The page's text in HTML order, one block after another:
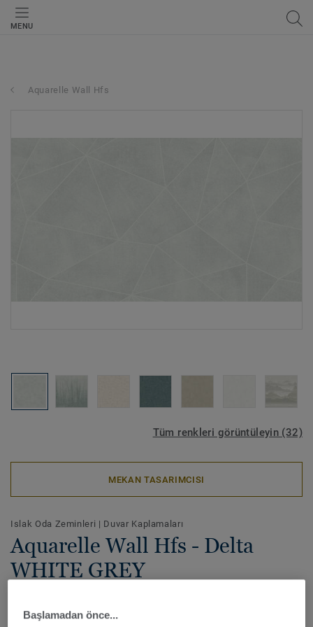
MENU
Aquarelle Wall Hfs
Tüm renkleri görüntüleyin (32)
MEKAN TASARIMCISI
Islak Oda Zeminleri | Duvar Kaplamaları
Aquarelle Wall Hfs - Delta
WHITE GREY
seçenekleriyle sağlık ve yaşlı bakım tesislerindeki hasta
Başlamadan önce...